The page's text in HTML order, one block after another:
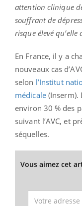
attention clinique
souffrant de
risque élevé qu’elle
En France, il y a
nouveaux cas
selon l’Institut
médicale(Inserm).
environ 30 % des
suivant l’AVC, et
séquelles.
Vous aimez cet